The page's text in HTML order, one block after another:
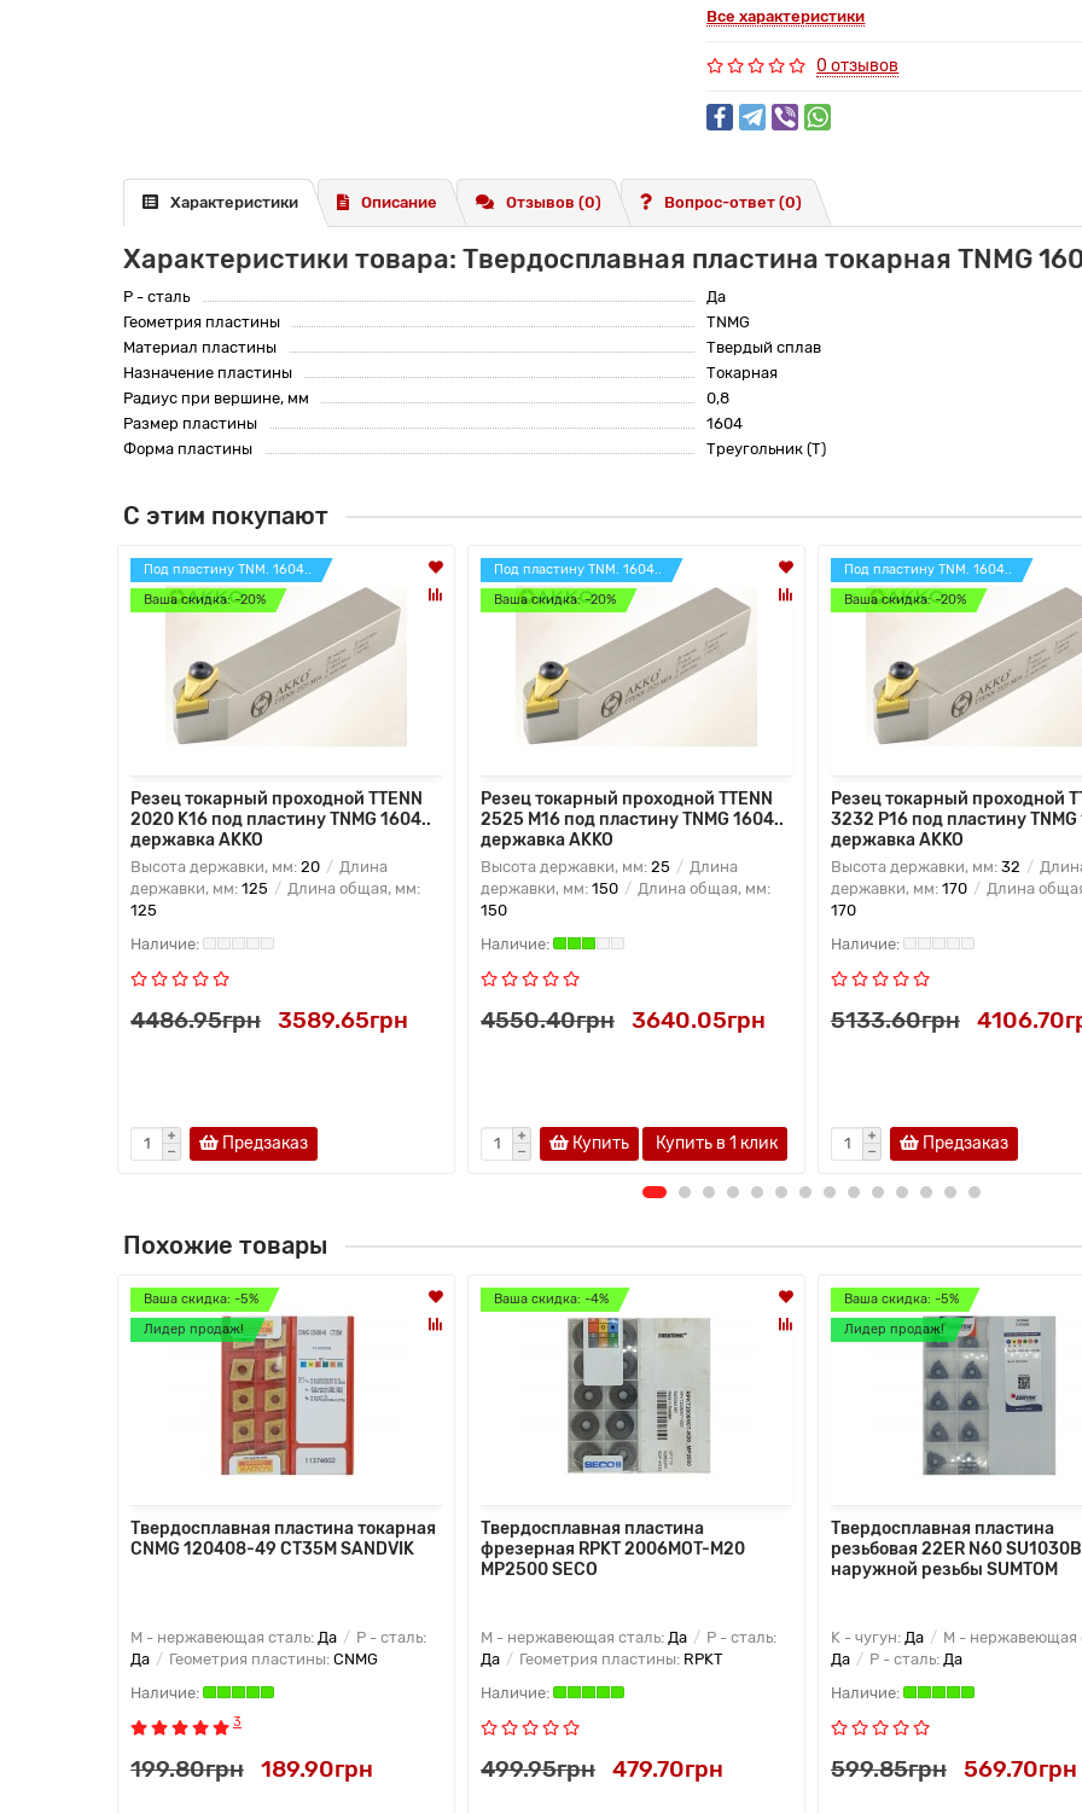
Все характеристики
0 отзывов
Характеристики Описание Отзывов (0) Вопрос-ответ (0)
Характеристики товара: Твердосплавная пластина токарная TNMG
P - сталь
Да
Геометрия пластины
TNMG
Материал пластины
Твердый сплав
Назначение пластины
Токарная
Радиус при вершине, мм
0,8
Размер пластины
1604
Форма пластины
Треугольник (T)
С этим покупают
Под пластину TNM. 1604..
Ваша скидка: -20%
Резец токарный проходной TTENN
2020 K16 под пластину TNMG 1604..
державка AKKO
Высота державки, мм: 20
Длина
державки, мм: 125
Длина общая, мм:
125
4486.95грн 3589.65грн
Предзаказ
Под пластину TNM. 1604..
Ваша скидка: -20%
Резец токарный проходной TTENN
2525 M16 под пластину TNMG 1604..
державка AKKO
Высота державки, мм: 25
Длина
державки, мм: 150
Длина общая, мм:
150
4550.40грн 3640.05грн
Купить Купить в 1 клик
Под пластину TNM. 1604..
Ваша скидка: -20%
Резец токарный проходной
3232 P16 под пластину TNMG
державка AKKO
Высота державки, мм: 32
державки, мм: 170
Длина
170
5133.60грн
Предзаказ
Похожие товары
Ваша скидка: -5%
Лидер продаж!
Твердосплавная пластина токарная
CNMG 120408-49 CT35M SANDVIK
M - нержавеющая сталь: Да
P - сталь:
Да
Геометрия пластины: CNMG
3
199.80грн 189.90грн
Ваша скидка: -4%
Твердосплавная пластина
фрезерная RPKT 2006MOT-M20
MP2500 SECO
M - нержавеющая сталь: Да
P - сталь:
Да
Геометрия пластины: RPKT
499.95грн 479.70грн
Ваша скидка: -5%
Лидер продаж!
Твердосплавная пластина
резьбовая 22ER N60
наружной резьбы SUMTOM
K - чугун: Да
M - нержавеющая
Да
P - сталь: Да
599.85грн 569.70грн